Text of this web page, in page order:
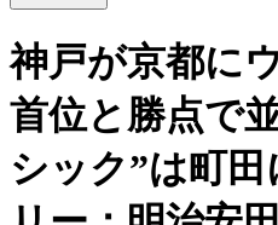
神戸が京都に
首位と勝点で
シック”は町